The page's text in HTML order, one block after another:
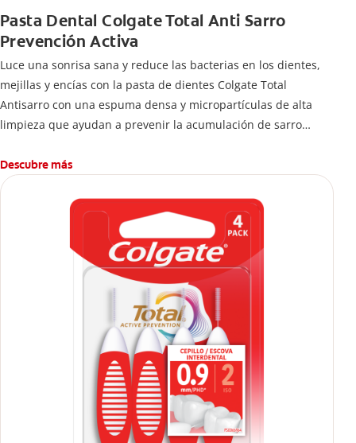
Pasta Dental Colgate Total Anti Sarro
Prevención Activa
Luce una sonrisa sana y reduce las bacterias en los dientes,
mejillas y encías con la pasta de dientes Colgate Total
Antisarro con una espuma densa y micropartículas de alta
limpieza que ayudan a prevenir la acumulación de sarro
Descubre más